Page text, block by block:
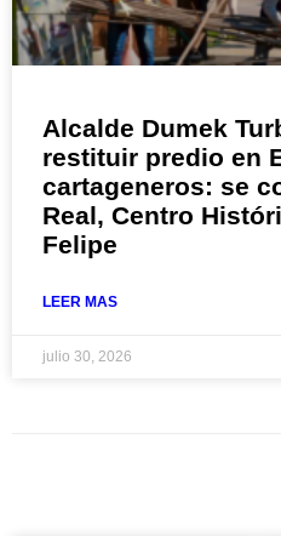
Alcalde Dumek
restituir predio en
cartageneros: se
Real, Centro
Felipe
LEER MAS
julio 30, 2026